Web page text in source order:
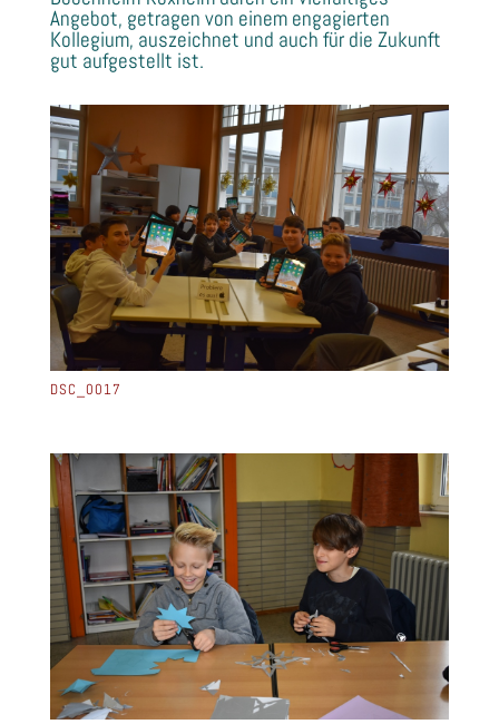
Angebot, getragen von einem engagierten
Kollegium, auszeichnet und auch für die Zukunft
gut aufgestellt ist.
DSC_0017